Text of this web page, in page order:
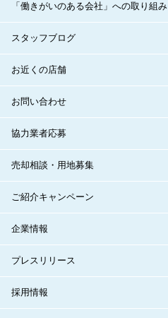
「働きがいのある会社」への取り組み
スタッフブログ
お近くの店舗
お問い合わせ
協力業者応募
売却相談・用地募集
ご紹介キャンペーン
企業情報
プレスリリース
採用情報